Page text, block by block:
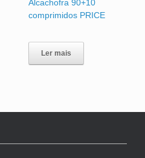
Alcachofra 90+10
comprimidos PRICE
Ler mais